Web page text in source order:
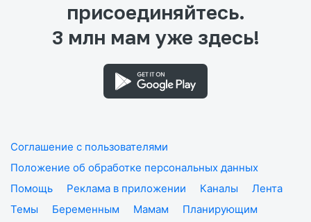
присоединяйтесь.
3 млн мам уже здесь!
Соглашение с пользователями
Положение об обработке персональных данных
Помощь
Реклама в приложении Каналы
Лента
Темы
Беременным Мамам
Планирующим